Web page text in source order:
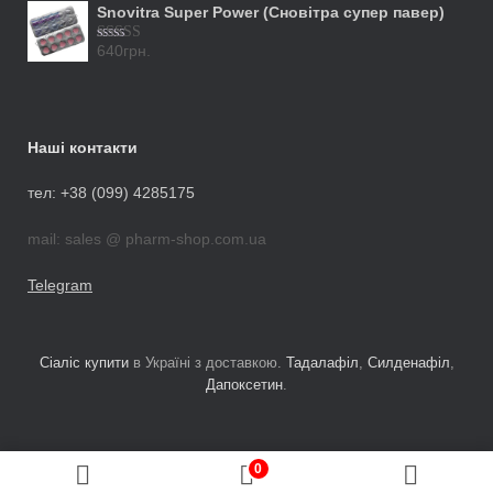
Snovitra Super Power (Сновітра супер павер)
Оцінено в
640грн.
Наші контакти
тел: +38 (099) 4285175
mail: sales @ pharm-shop.com.ua
Telegram
Сіаліс купитив Україні з доставкою. Тадалафіл, Силденафіл,
Дапоксетин.
0